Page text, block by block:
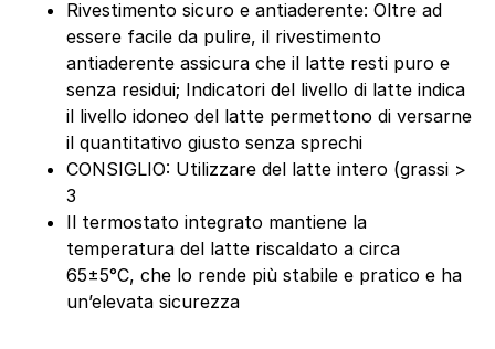
Rivestimento sicuro e antiaderente: Oltre ad
essere facile da pulire, il rivestimento
antiaderente assicura che il latte resti puro e
senza residui; Indicatori del livello di latte indica
il livello idoneo del latte permettono di versarne
il quantitativo giusto senza sprechi
CONSIGLIO: Utilizzare del latte intero (grassi >
3
Il termostato integrato mantiene la
temperatura del latte riscaldato a circa
65±5°C, che lo rende più stabile e pratico e ha
un’elevata sicurezza